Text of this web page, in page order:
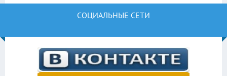
СОЦИАЛЬНЫЕ СЕТИ